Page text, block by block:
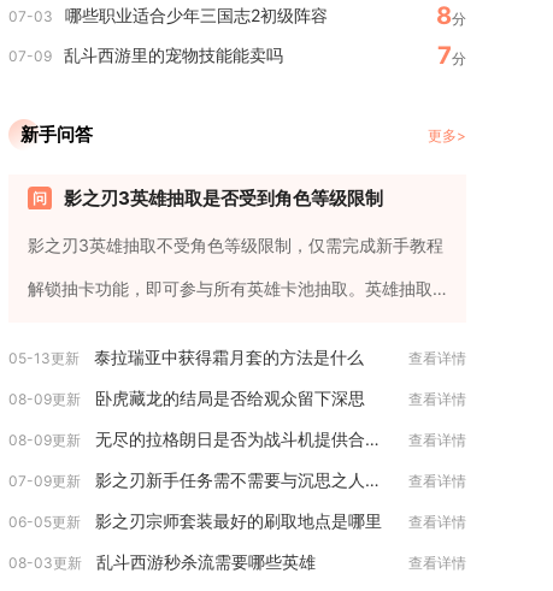
07-03 哪些职业适合少年三国志2初级阵容 8分
07-09 乱斗西游里的宠物技能能卖吗 7分
新手问答 更多>
影之刃3英雄抽取是否受到角色等级限制
影之刃3英雄抽取不受角色等级限制，仅需完成新手教程
解锁抽卡功能，即可参与所有英雄卡池抽取。英雄抽取
05-13更新 泰拉瑞亚中获得霜月套的方法是什么 查看详情
08-09更新 卧虎藏龙的结局是否给观众留下深思 查看详情
08-09更新 无尽的拉格朗日是否为战斗机提供合适的环境 查看详情
07-09更新 影之刃新手任务需不需要与沉思之人合作 查看详情
06-05更新 影之刃宗师套装最好的刷取地点是哪里 查看详情
08-03更新 乱斗西游秒杀流需要哪些英雄 查看详情